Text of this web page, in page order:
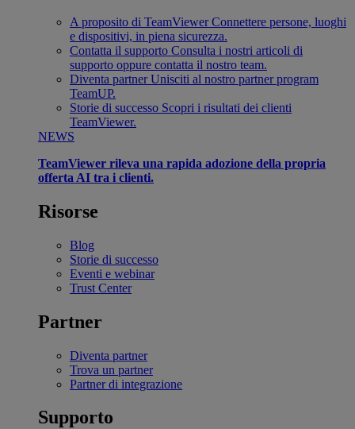
A proposito di TeamViewer Connettere persone, luoghi
e dispositivi, in piena sicurezza.
Contatta il supporto Consulta i nostri articoli di
supporto oppure contatta il nostro team.
Diventa partner Unisciti al nostro partner program
TeamUP.
Storie di successo Scopri i risultati dei clienti
TeamViewer.
NEWS
TeamViewer rileva una rapida adozione della propria
offerta AI tra i clienti.
Risorse
Blog
Storie di successo
Eventi e webinar
Trust Center
Partner
Diventa partner
Trova un partner
Partner di integrazione
Supporto